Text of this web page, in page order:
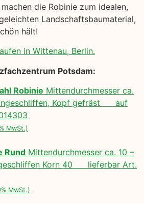
die Robinie zum idealen,
Landschaftsbaumaterial,
hält!
in Wittenau, Berlin.
Potsdam:
Robinie Mittendurchmesser ca.
Kopf gefräst auf
MwSt.)
Rund Mittendurchmesser ca. 10 –
Korn 40 lieferbar Art.
MwSt.)